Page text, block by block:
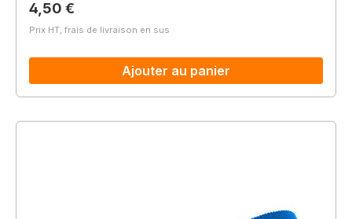
Prix régulier :
4,50 €
Prix HT, frais de livraison en sus
Ajouter au panier